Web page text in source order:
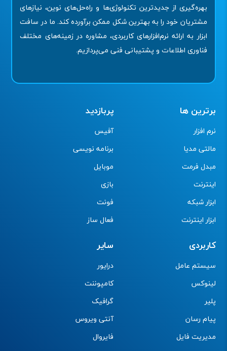
بهره‌گیری از جدیدترین تکنولوژی‌ها و راه‌حل‌های نوین، نیازهای
مشتریان خود را به بهترین شکل ممکن برآورده کند. ما در سافت
ابزار به ارائه نرم‌افزارهای کاربردی، مشاوره در زمینه‌های مختلف
فناوری اطلاعات و پشتیبانی فنی می‌پردازیم.
برترین ها
نرم افزار
مالتی مدیا
مبدل فرمت
اینترنت
ابزار شبکه
ابزار اینترنت
پربازدید
آفیس
برنامه نویسی
موبایل
بازی
فونت
فعال ساز
کاربردی
سیستم عامل
لینوکس
پلیر
پیام رسان
مدیریت فایل
سایر
درایور
کامپوننت
گرافیک
آنتی ویروس
فایروال